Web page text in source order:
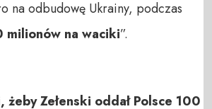
na odbudowę Ukrainy, podczas
milionów na waciki”.
żeby Zełenski oddał Polsce 100